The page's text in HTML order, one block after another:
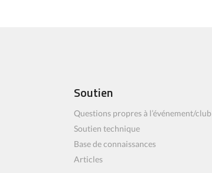
Soutien
Questions propres à l’événement/club
Soutien technique
Base de connaissances
Articles